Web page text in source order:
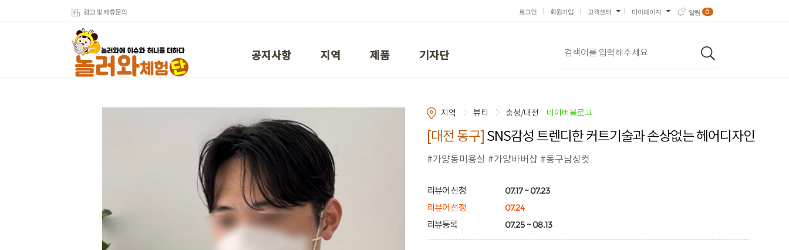
광고 및 제휴문의 로그인 회원가입 고객센터 마이페이지 알림 0
공지사항 지역 제품 기자단
지역 뷰티 충청/대전 네이버블로그
[대전 동구] SNS감성 트렌디한 커트기술과 손상없는 헤어디자인
#가양동미용실 #가양바버샵 #동구남성컷
리뷰어 신청 07.17 ~ 07.23
리뷰어 선정 07.24
리뷰등록 07.25 ~ 08.13